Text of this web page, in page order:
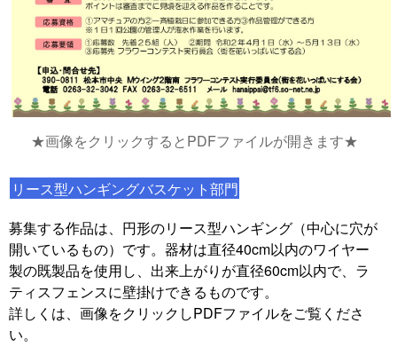
★画像をクリックするとPDFファイルが開きます★
リース型ハンギングバスケット部門
募集する作品は、円形のリース型ハンギング（中心に穴が
開いているもの）です。器材は直径40cm以内のワイヤー
製の既製品を使用し、出来上がりが直径60cm以内で、ラ
ティスフェンスに壁掛けできるものです。
詳しくは、画像をクリックしPDFファイルをご覧くださ
い。